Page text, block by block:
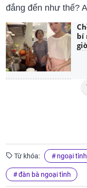
đắng đến như thế?
bí
Từ khóa: ngoại tình
đàn bà ngoại tình